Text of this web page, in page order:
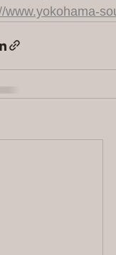
www.yokohama-